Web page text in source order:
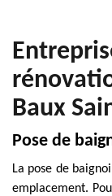
Baux
Pose de
La pose de
emplacement.